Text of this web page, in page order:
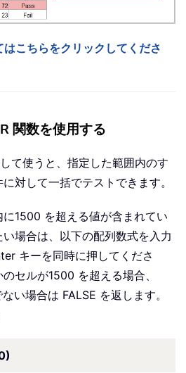
こちらをクリックしてくださ
関数を使用する
て使うと、指定した範囲内のす
対して一括でテストできます。
1500 を超える値が含まれてい
場合は、以下の配列数式を入力
キーを同時に押してくださ
セルが1500 を超える場合、
い場合は FALSE を返します。